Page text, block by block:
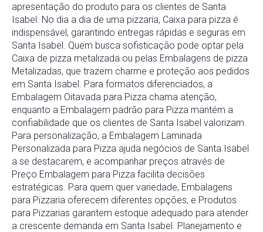
apresentação do produto para os clientes de Santa
Isabel. No dia a dia de uma pizzaria, Caixa para pizza é
indispensável, garantindo entregas rápidas e seguras em
Santa Isabel. Quem busca sofisticação pode optar pela
Caixa de pizza metalizada ou pelas Embalagens de pizza
Metalizadas, que trazem charme e proteção aos pedidos
em Santa Isabel. Para formatos diferenciados, a
Embalagem Oitavada para Pizza chama atenção,
enquanto a Embalagem padrão para Pizza mantém a
confiabilidade que os clientes de Santa Isabel valorizam.
Para personalização, a Embalagem Laminada
Personalizada para Pizza ajuda negócios de Santa Isabel
a se destacarem, e acompanhar preços através de
Preço Embalagem para Pizza facilita decisões
estratégicas. Para quem quer variedade, Embalagens
para Pizzaria oferecem diferentes opções, e Produtos
para Pizzarias garantem estoque adequado para atender
a crescente demanda em Santa Isabel. Planejamento e